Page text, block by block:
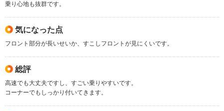
乗り心地も抜群です。
気になった点
フロント部分が長いせいか、すこしフロントが見にくいです。
総評
高速でも大丈夫ですし、すごい乗りやすいです。
コーナーでもしっかり付いてきます。